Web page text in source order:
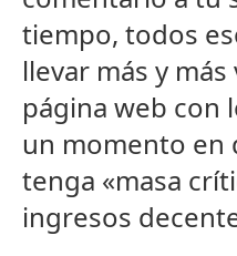
tiempo, todos
llevar más y
página web con
un momento en
tenga «masa
ingresos